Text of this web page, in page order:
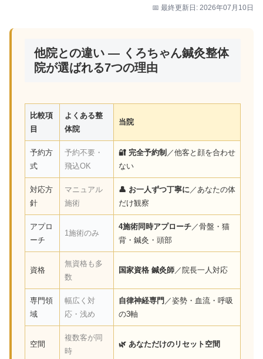
📅 最終更新日: 2026年07月10日
他院との違い — くろちゃん鍼灸整体
院が選ばれる7つの理由
比較項
目
よくある整
体院
当院
予約方
式
予約不要・
飛込OK
🔐 完全予約制 ／他客と顔を合わせ
ない
対応方
針
マニュアル
施術
👤 お一人ずつ丁寧に／あなたの体
だけ観察
アプロ
ーチ
1施術のみ
4施術同時アプローチ／骨盤・猫
背・鍼灸・頭部
資格
無資格も多
数
国家資格 鍼灸師／院長一人対応
専門領
域
幅広く対
応・浅め
自律神経専門 ／姿勢・血流・呼吸
の3軸
空間
複数客が同
時
🌿 あなただけのリセット空間